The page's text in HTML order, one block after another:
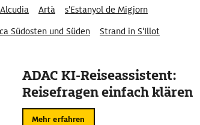
Artà
s'Estanyol de Migjorn
Südosten und Süden
Strand in S'Illot
ADAC KI-Reiseassistent:
Reisefragen einfach klären
Mehr erfahren